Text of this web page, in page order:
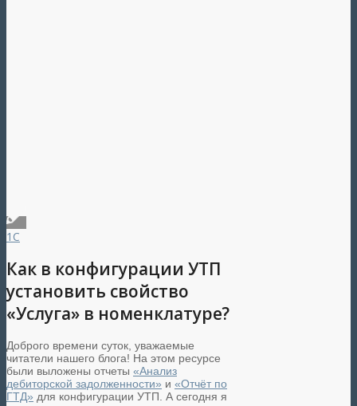
1С
Как в конфигурации УТП
установить свойство
«Услуга» в номенклатуре?
Доброго времени суток, уважаемые
читатели нашего блога! На этом ресурсе
были выложены отчеты «Анализ
дебиторской задолженности» и «Отчёт по
ГТД» для конфигурации УТП. А сегодня я